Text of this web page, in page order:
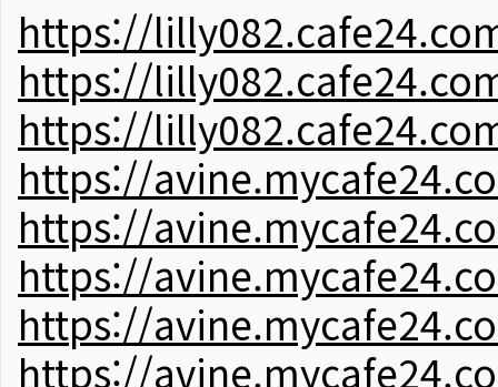
https://
https://
https://
https://
https://
https://
https://
https://